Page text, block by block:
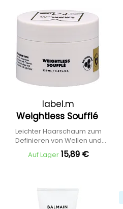
label.m
Weightless Soufflé
Leichter Haarschaum zum
Definieren von Wellen und
Locken
Auf Lager 15,89 €